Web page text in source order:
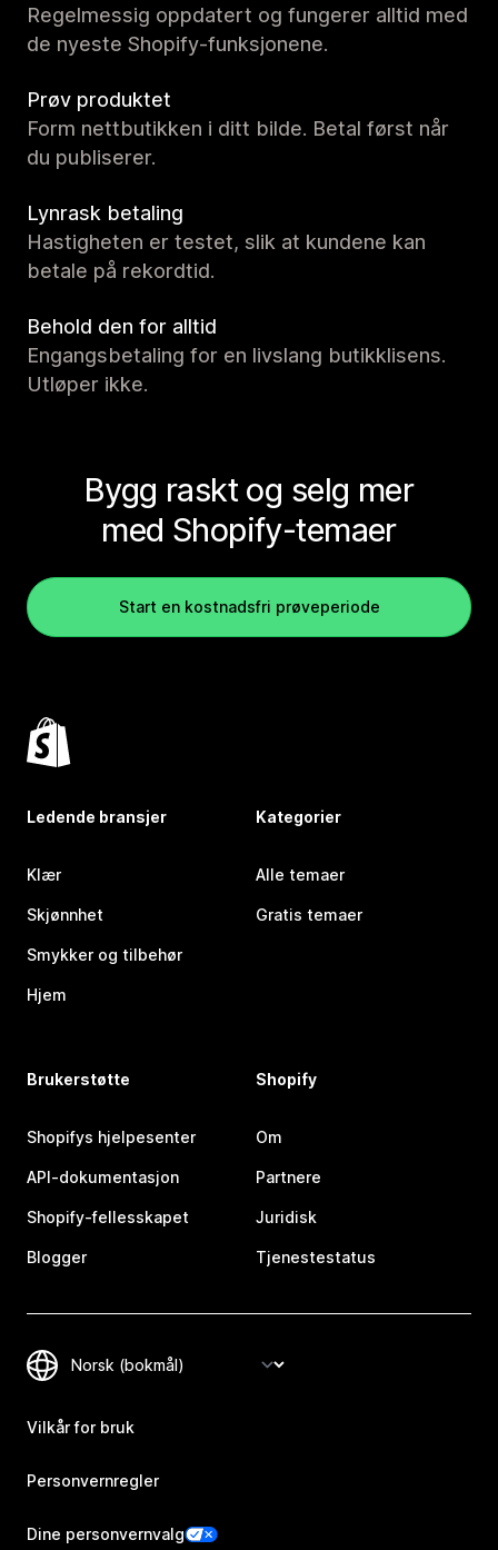
Regelmessig oppdatert og fungerer alltid med
de nyeste Shopify-funksjonene.
Prøv produktet
Form nettbutikken i ditt bilde. Betal først når
du publiserer.
Lynrask betaling
Hastigheten er testet, slik at kundene kan
betale på rekordtid.
Behold den for alltid
Engangsbetaling for en livslang butikklisens.
Utløper ikke.
Bygg raskt og selg mer
med Shopify-temaer
Start en kostnadsfri prøveperiode
Ledende bransjer
Klær
Skjønnhet
Smykker og tilbehør
Hjem
Kategorier
Alle temaer
Gratis temaer
Brukerstøtte
Shopifys hjelpesenter
API-dokumentasjon
Shopify-fellesskapet
Blogger
Shopify
Om
Partnere
Juridisk
Tjenestestatus
Vilkår for bruk
Personvernregler
Dine personvernvalg